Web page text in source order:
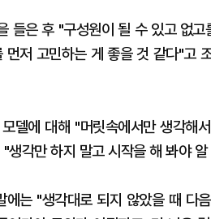
들은 후 "구성원이 될 수 있고 없
저 고민하는 게 좋을 것 같다"고
델에 대해 "머릿속에서만 생각해
생각만 하지 말고 시작을 해 봐야
는 "생각대로 되지 않았을 때 다